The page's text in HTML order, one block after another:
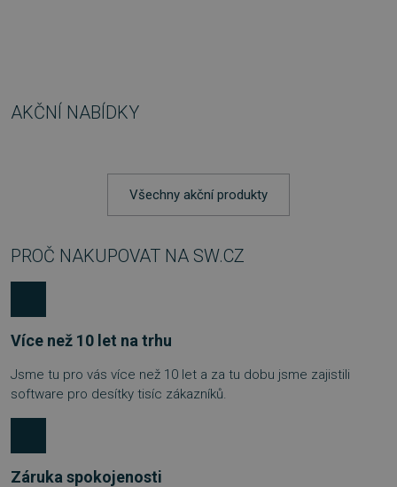
AKČNÍ NABÍDKY
Všechny akční produkty
PROČ NAKUPOVAT NA SW.CZ
Více než 10 let na trhu
Jsme tu pro vás více než 10 let a za tu dobu jsme zajistili
software pro desítky tisíc zákazníků.
Záruka spokojenosti